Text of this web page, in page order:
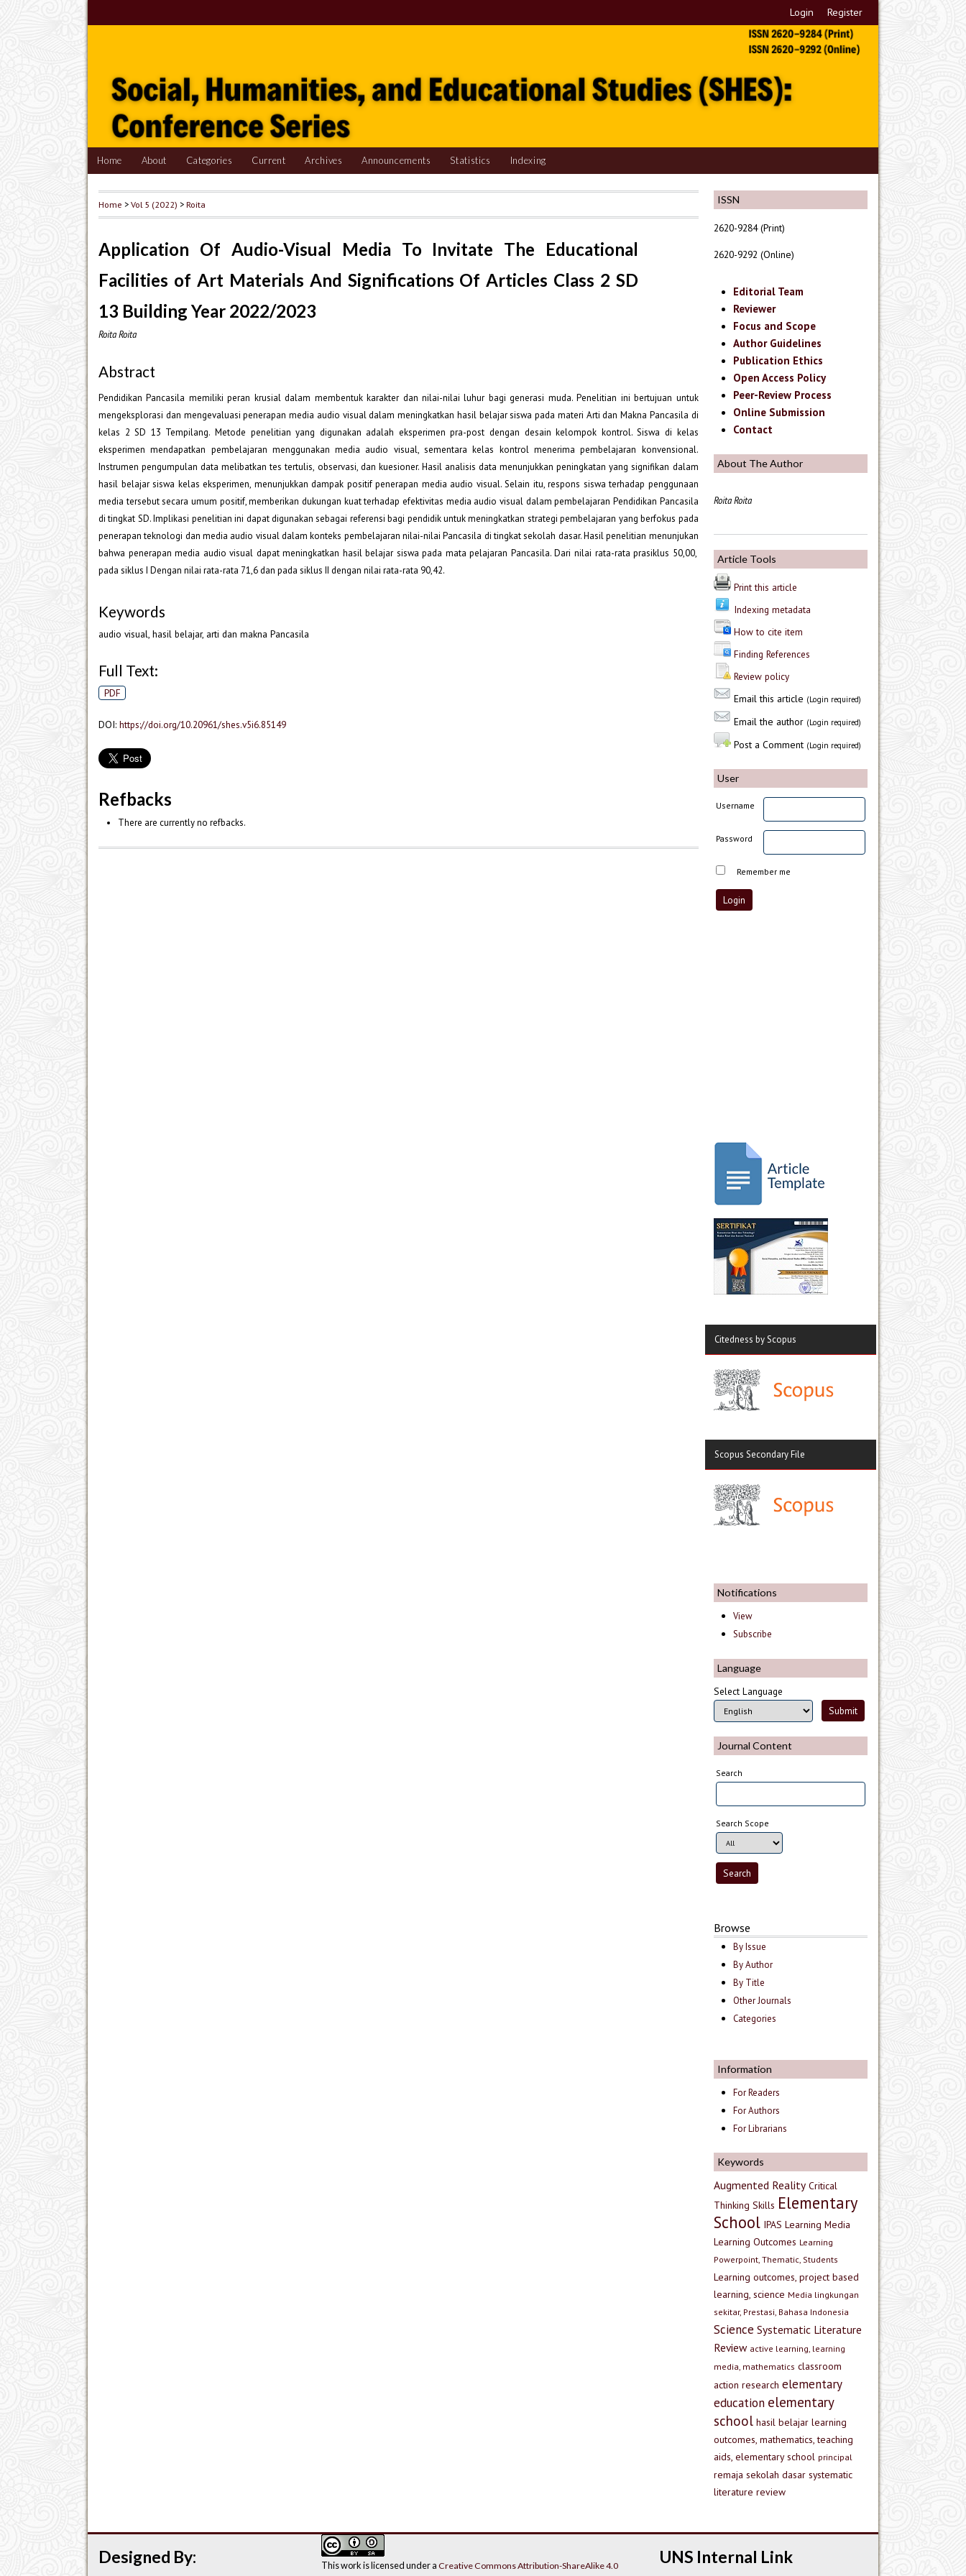
Login Register
Home About Categories Current Archives Announcements Statistics Indexing
ISSN
2620-9284 (Print)
2620-9292 (Online)
Editorial Team
Reviewer
Focus and Scope
Author Guidelines
Publication Ethics
Open Access Policy
Peer-Review Process
Online Submission
Contact
About The Author
Roita Roita
Article Tools
Print this article
Indexing metadata
How to cite item
Finding References
Review policy
Email this article (Login required)
Email the author (Login required)
Post a Comment (Login required)
User
Username
Password
Remember me
Citedness by Scopus
Scopus Secondary File
Notifications
View
Subscribe
Language
Select Language
Journal Content
Search
Search Scope
Browse
By Issue
By Author
By Title
Other Journals
Categories
Information
For Readers
For Authors
For Librarians
Keywords
Augmented Reality Critical
Thinking Skills Elementary
School IPAS Learning Media
Learning Outcomes Learning
Powerpoint, Thematic, Students
Learning outcomes, project based
learning, science Media lingkungan
sekitar, Prestasi, Bahasa Indonesia
Science Systematic Literature
Review active learning, learning
media, mathematics classroom
action research elementary
education elementary
school hasil belajar learning
outcomes, mathematics, teaching
aids, elementary school principal
remaja sekolah dasar systematic
literature review
Home >Vol 5 (2022) >Roita
Application Of Audio-Visual Media To Invitate The Educational
Facilities of Art Materials And Significations Of Articles Class 2 SD
13 Building Year 2022/2023
Roita Roita
Abstract
Pendidikan Pancasila memiliki peran krusial dalam membentuk karakter dan nilai-nilai luhur bagi generasi muda. Penelitian ini bertujuan untuk
mengeksplorasi dan mengevaluasi penerapan media audio visual dalam meningkatkan hasil belajar siswa pada materi Arti dan Makna Pancasila di
kelas 2 SD 13 Tempilang. Metode penelitian yang digunakan adalah eksperimen pra-post dengan desain kelompok kontrol. Siswa di kelas
eksperimen mendapatkan pembelajaran menggunakan media audio visual, sementara kelas kontrol menerima pembelajaran konvensional.
Instrumen pengumpulan data melibatkan tes tertulis, observasi, dan kuesioner. Hasil analisis data menunjukkan peningkatan yang signifikan dalam
hasil belajar siswa kelas eksperimen, menunjukkan dampak positif penerapan media audio visual. Selain itu, respons siswa terhadap penggunaan
media tersebut secara umum positif, memberikan dukungan kuat terhadap efektivitas media audio visual dalam pembelajaran Pendidikan Pancasila
di tingkat SD. Implikasi penelitian ini dapat digunakan sebagai referensi bagi pendidik untuk meningkatkan strategi pembelajaran yang berfokus pada
penerapan teknologi dan media audio visual dalam konteks pembelajaran nilai-nilai Pancasila di tingkat sekolah dasar. Hasil penelitian menunjukan
bahwa penerapan media audio visual dapat meningkatkan hasil belajar siswa pada mata pelajaran Pancasila. Dari nilai rata-rata prasiklus 50,00,
pada siklus I Dengan nilai rata-rata 71,6 dan pada siklus II dengan nilai rata-rata 90,42.
Keywords
audio visual, hasil belajar, arti dan makna Pancasila
Full Text:
PDF
DOI: https://doi.org/10.20961/shes.v5i6.85149
Refbacks
There are currently no refbacks.
UNS Internal Link
This work is licensed under aCreative Commons Attribution-ShareAlike 4.0
Designed By: